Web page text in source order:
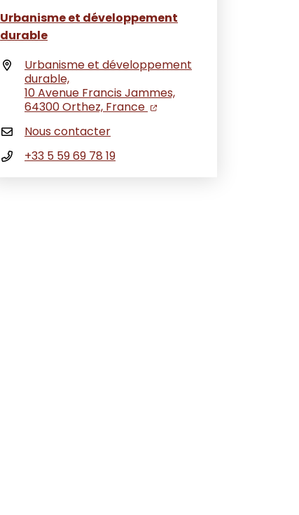
Urbanisme et développement
durable
Urbanisme et développement
durable,
10 Avenue Francis Jammes,
64300 Orthez, France (ouverture dans un nouvel
(ouverture dans un
Nous contacter
+33 5 59 69 78 19